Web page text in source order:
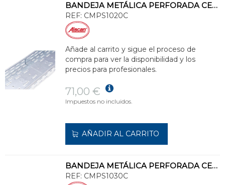
BANDEJA METÁLICA PERFORADA CERTIFICADA 100x200 GALVANIZADO SENZIMIR
REF: CMPS1020C
Añade al carrito y sigue el proceso de
compra para ver la disponibilidad y los
precios para profesionales.
71,00 €
Impuestos no incluidos.
AÑADIR AL CARRITO
BANDEJA METÁLICA PERFORADA CERTIFICADA 100x300 GALVANIZADO SENZIMIR
REF: CMPS1030C